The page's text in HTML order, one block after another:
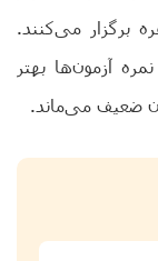
کلاس‌های گروهی ۱۰ تا ۲۰ نفره برگزار می‌کنند.
آزمون‌ها بهتر
ضعیف می‌ماند.